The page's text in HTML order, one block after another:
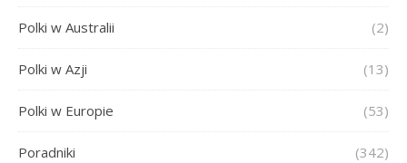
Polki w Australii (2)
Polki w Azji (13)
Polki w Europie (53)
Poradniki (342)